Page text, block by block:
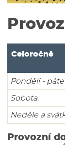
Celoročně
Pondělí -
Sobota:
Neděle a
Provozní